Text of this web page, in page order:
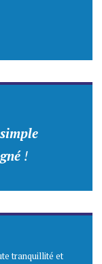
!
tranquillité et